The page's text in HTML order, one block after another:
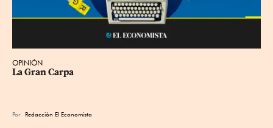
OPINIÓN
La Gran Carpa
Por Redacción El Economista